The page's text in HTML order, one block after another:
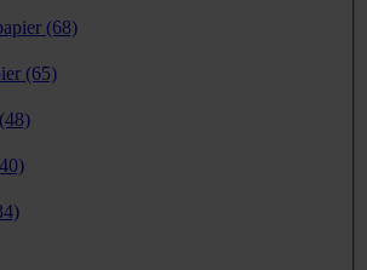
(68)
(65)
(48)